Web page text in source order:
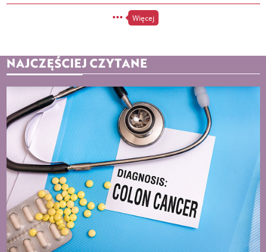
Więcej
NAJCZĘŚCIEJ CZYTANE